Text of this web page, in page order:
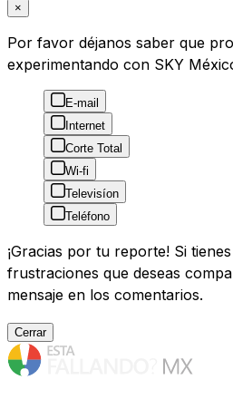
×
Por favor déjanos saber que
experimentando con SKY
E-mail
Internet
Corte Total
Wi-fi
Televisíon
Teléfono
¡Gracias por tu reporte! Si
frustraciones que deseas
mensaje en los comentarios.
Cerrar